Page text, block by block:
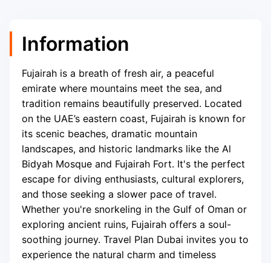
Information
Fujairah is a breath of fresh air, a peaceful
emirate where mountains meet the sea, and
tradition remains beautifully preserved. Located
on the UAE’s eastern coast, Fujairah is known for
its scenic beaches, dramatic mountain
landscapes, and historic landmarks like the Al
Bidyah Mosque and Fujairah Fort. It's the perfect
escape for diving enthusiasts, cultural explorers,
and those seeking a slower pace of travel.
Whether you're snorkeling in the Gulf of Oman or
exploring ancient ruins, Fujairah offers a soul-
soothing journey. Travel Plan Dubai invites you to
experience the natural charm and timeless